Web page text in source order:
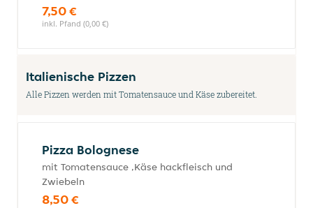
7,50 €
inkl. Pfand (0,00 €)
Italienische Pizzen
Alle Pizzen werden mit Tomatensauce und Käse zubereitet.
Pizza Bolognese
mit Tomatensauce ,Käse hackfleisch und
Zwiebeln
8,50 €